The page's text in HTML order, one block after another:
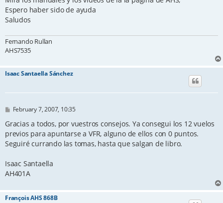
Espero haber sido de ayuda
Saludos
Fernando Rullan
AHS7535
Isaac Santaella Sánchez
P
s
February 7, 2007, 10:35
Gracias a todos, por vuestros consejos. Ya consegui los 12 vuelos
previos para apuntarse a VFR, alguno de ellos con 0 puntos.
Seguiré currando las tomas, hasta que salgan de libro.
Isaac Santaella
AH401A
François AHS 868B